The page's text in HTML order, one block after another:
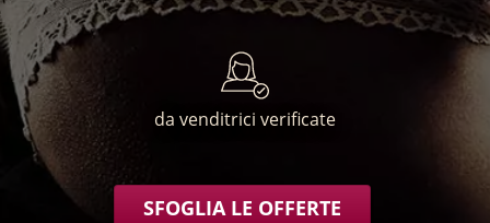
da venditrici verificate
SFOGLIA LE OFFERTE